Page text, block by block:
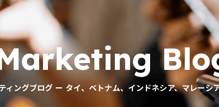
ィングブログ ー タイ、ベトナム、インドネシア、マレーシ